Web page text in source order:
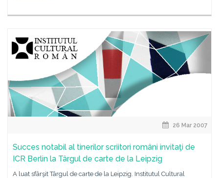
26 Mar 2007
Succes notabil al tinerilor scriitori români invitaţi de
ICR Berlin la Târgul de carte de la Leipzig
A luat sfârşit Târgul de carte de la Leipzig. Institutul Cultural